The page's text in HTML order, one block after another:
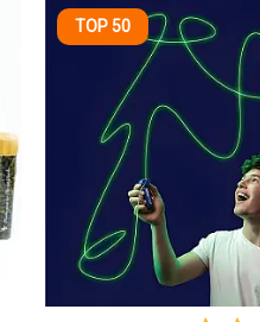
TOP 50